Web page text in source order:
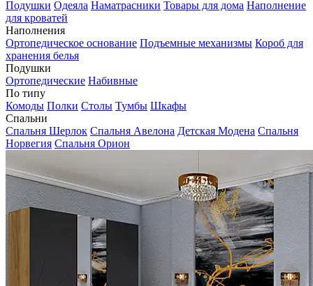
Подушки Одеяла Наматрасники Товары для дома Наполнение
для кроватей
Наполнения
Ортопедическое основание Подъемные механизмы Короб для
хранения белья
Подушки
Ортопедические Набивные
По типу
Комоды Полки Столы Тумбы Шкафы
Спальни
Спальня Шерлок Спальня Авелона Детская Модена Спальня
Норвегия Спальня Орион